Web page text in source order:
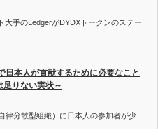
大手のLedgerがDYDXトークンのステー
日本人が貢献するために必要なこと
足りない実状～
律分散型組織）に日本人の参加者が少…